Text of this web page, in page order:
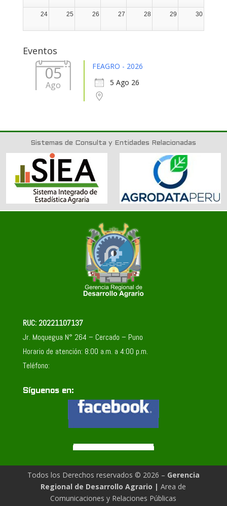
24 25 26 27 28 29 30
Eventos
05
Ago
FEAGRO - 2026
5 Ago 26
Sistemas de Consulta y Entidades Relacionadas
RUC: 20221107137
Jr. Moquegua N° 264 – Cercado – Puno
Horario de atención: 8:00 a.m. a 4:00 p.m.
Teléfono:
Síguenos en:
Todos los Derechos reservados © 2026 – Gerencia
Regional de Desarrollo Agrario | Area de
Comunicaciones y Relaciones Públicas